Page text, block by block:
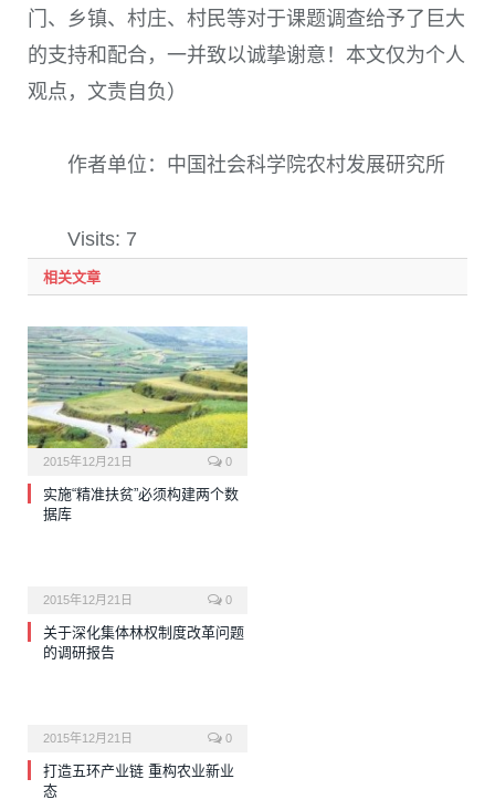
门、乡镇、村庄、村民等对于课题调查给予了巨大
的支持和配合，一并致以诚挚谢意！本文仅为个人
观点，文责自负）
作者单位：中国社会科学院农村发展研究所
Visits: 7
相关文章
2015年12月21日 0
实施“精准扶贫”必须构建两个数
据库
2015年12月21日 0
关于深化集体林权制度改革问题
的调研报告
2015年12月21日 0
打造五环产业链 重构农业新业
态